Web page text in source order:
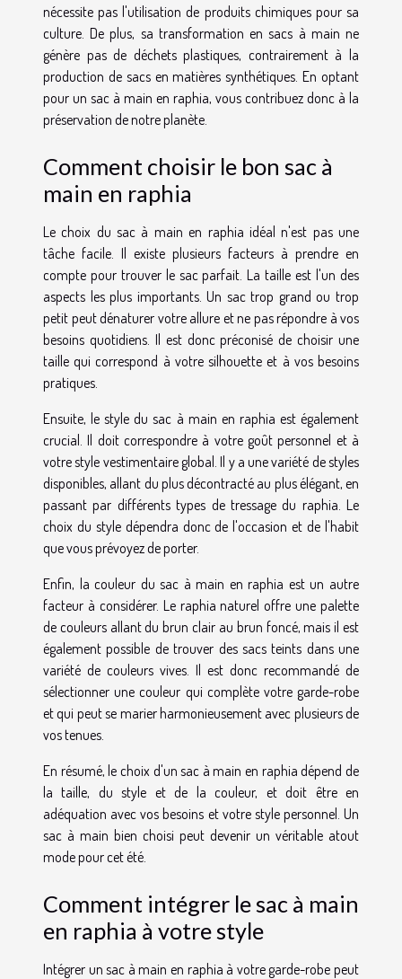
nécessite pas l'utilisation de produits chimiques pour sa
culture. De plus, sa transformation en sacs à main ne
génère pas de déchets plastiques, contrairement à la
production de sacs en matières synthétiques. En optant
pour un sac à main en raphia, vous contribuez donc à la
préservation de notre planète.
Comment choisir le bon sac à
main en raphia
Le choix du sac à main en raphia idéal n'est pas une
tâche facile. Il existe plusieurs facteurs à prendre en
compte pour trouver le sac parfait. La taille est l'un des
aspects les plus importants. Un sac trop grand ou trop
petit peut dénaturer votre allure et ne pas répondre à vos
besoins quotidiens. Il est donc préconisé de choisir une
taille qui correspond à votre silhouette et à vos besoins
pratiques.
Ensuite, le style du sac à main en raphia est également
crucial. Il doit correspondre à votre goût personnel et à
votre style vestimentaire global. Il y a une variété de styles
disponibles, allant du plus décontracté au plus élégant, en
passant par différents types de tressage du raphia. Le
choix du style dépendra donc de l'occasion et de l'habit
que vous prévoyez de porter.
Enfin, la couleur du sac à main en raphia est un autre
facteur à considérer. Le raphia naturel offre une palette
de couleurs allant du brun clair au brun foncé, mais il est
également possible de trouver des sacs teints dans une
variété de couleurs vives. Il est donc recommandé de
sélectionner une couleur qui complète votre garde-robe
et qui peut se marier harmonieusement avec plusieurs de
vos tenues.
En résumé, le choix d'un sac à main en raphia dépend de
la taille, du style et de la couleur, et doit être en
adéquation avec vos besoins et votre style personnel. Un
sac à main bien choisi peut devenir un véritable atout
mode pour cet été.
Comment intégrer le sac à main
en raphia à votre style
Intégrer un sac à main en raphia à votre garde-robe peut